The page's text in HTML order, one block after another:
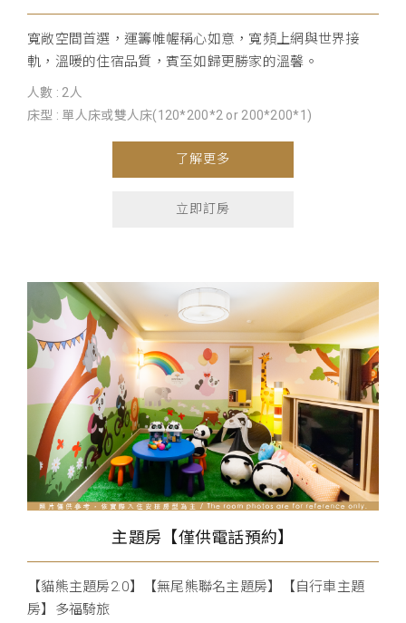
寬敞空間首選，運籌帷幄稱心如意，寬頻上網與世界接
軌，溫暖的住宿品質，賓至如歸更勝家的溫馨。
人數 : 2人
床型 : 單人床或雙人床(120*200*2 or 200*200*1)
了解更多
立即訂房
主題房【僅供電話預約】
【貓熊主題房2.0】【無尾熊聯名主題房】【自行車主題
房】多福騎旅